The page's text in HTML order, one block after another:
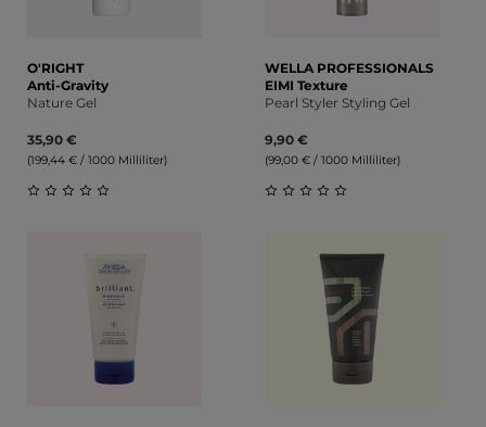
O'RIGHT
Anti-Gravity
Nature Gel
35,90 €
(199,44 € / 1000 Milliliter)
WELLA PROFESSIONALS
EIMI Texture
Pearl Styler Styling Gel
9,90 €
(99,00 € / 1000 Milliliter)